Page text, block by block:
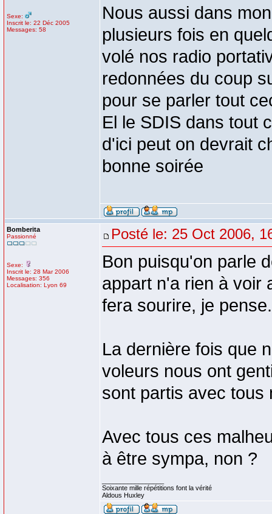
Sexe:
Inscrit le: 22 Déc 2005
Messages: 58
Nous aussi dans
plusieurs fois en
volé nos radio
redonnées du coup
pour se parler tout
El le SDIS dans tout
d'ici peut on devrait
bonne soirée
Bomberita
Passionné
Sexe:
Inscrit le: 28 Mar 2006
Messages: 356
Localisation: Lyon 69
Posté le: 25 Oct 2006,
Bon puisqu'on parle
appart n'a rien à voir
fera sourire, je pense.
La dernière fois que
voleurs nous ont
sont partis avec tous
Avec tous ces
à être sympa, non ?
Soixante mille répétitions font la vérité
Aldous Huxley